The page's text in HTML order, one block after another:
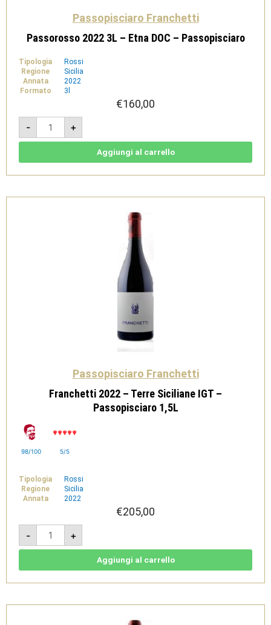
Passopisciaro Franchetti
Passorosso 2022 3L – Etna DOC – Passopisciaro
Tipologia
Rossi
Regione
Sicilia
Annata
2022
Formato
3l
€160,00
-
Passorosso
2022
3L
-
Passopisciaro
+
Aggiungi al carrello
Passopisciaro Franchetti
Franchetti 2022 – Terre Siciliane IGT –
Passopisciaro 1,5L
98/100 5/5
Tipologia
Rossi
Regione
Sicilia
Annata
2022
€205,00
-
Franchetti
2022
-
Terre
Passopisciaro
+
Aggiungi al carrello